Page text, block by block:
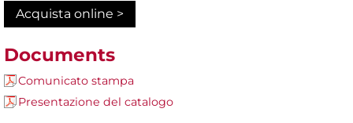
Acquista online >
Documents
Comunicato stampa
Presentazione del catalogo